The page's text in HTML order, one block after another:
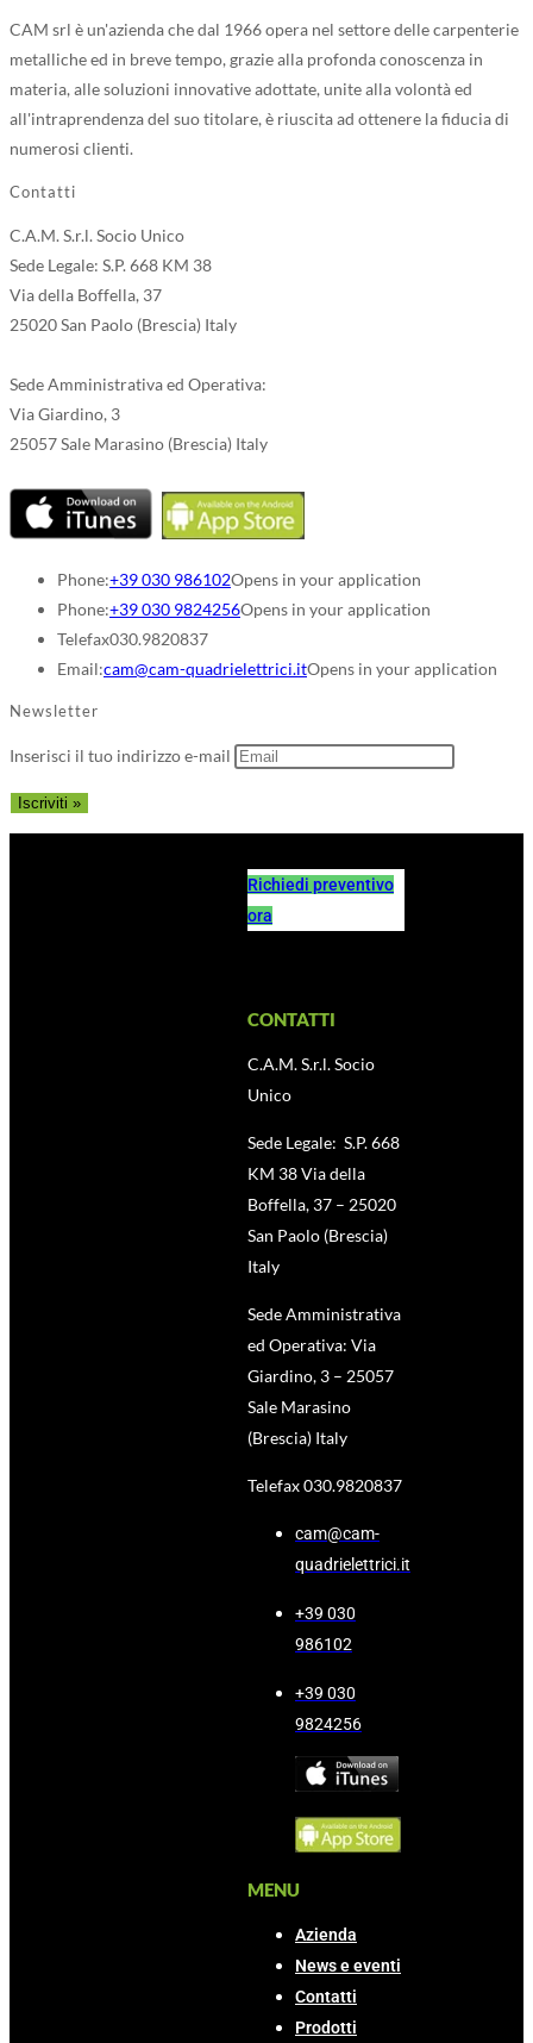
CAM srl è un'azienda che dal 1966 opera nel settore delle carpenterie
metalliche ed in breve tempo, grazie alla profonda conoscenza in
materia, alle soluzioni innovative adottate, unite alla volontà ed
all'intraprendenza del suo titolare, è riuscita ad ottenere la fiducia di
numerosi clienti.
Contatti
C.A.M. S.r.l. Socio Unico
Sede Legale: S.P. 668 KM 38
Via della Boffella, 37
25020 San Paolo (Brescia) Italy
Sede Amministrativa ed Operativa:
Via Giardino, 3
25057 Sale Marasino (Brescia) Italy
Phone:+39 030 986102Opens in your application
Phone:+39 030 9824256Opens in your application
Telefax030.9820837
Email:cam@cam-quadrielettrici.itOpens in your application
Newsletter
Inserisci il tuo indirizzo e-mail
Richiedi preventivo
ora
CONTATTI
C.A.M. S.r.l. Socio
Unico
Sede Legale: S.P. 668
KM 38 Via della
Boffella, 37 – 25020
San Paolo (Brescia)
Italy
Sede Amministrativa
ed Operativa: Via
Giardino, 3 – 25057
Sale Marasino
(Brescia) Italy
Telefax 030.9820837
cam@cam-
quadrielettrici.it
+39 030
986102
+39 030
9824256
MENU
Azienda
News e eventi
Contatti
Prodotti